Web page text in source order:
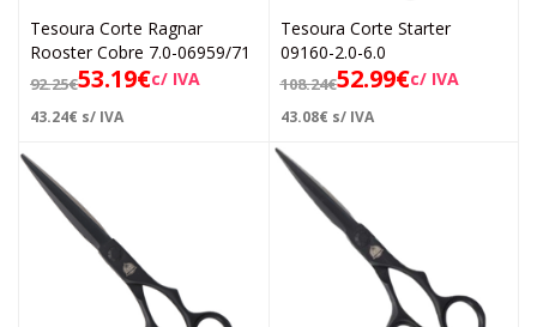
Tesoura Corte Ragnar
Rooster Cobre 7.0-06959/71
92.25€53.19€c/ IVA
43.24€ s/ IVA
Tesoura Corte Starter
09160-2.0-6.0
108.24€52.99€c/ IVA
43.08€ s/ IVA